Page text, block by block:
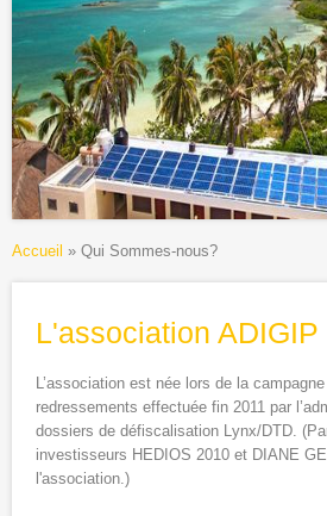
Vous êtes ici
Accueil » Qui Sommes-nous?
L'association ADIGIP
L’association est née lors de la
redressements effectuée fin 2011 par
dossiers de défiscalisation Lynx/DTD.
investisseurs HEDIOS 2010 et DIANE
l'association.)